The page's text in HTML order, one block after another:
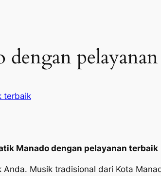
terbaik
Manado dengan pelayanan terbaik
Anda. Musik tradisional dari Kota